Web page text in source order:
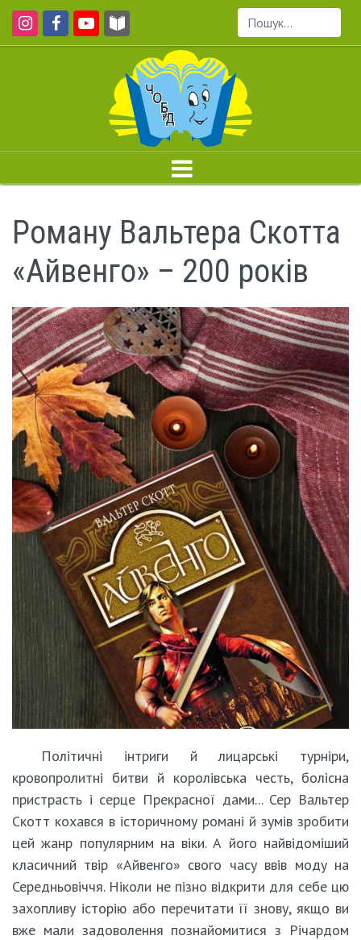
Пошук...
Роману Вальтера Скотта
«Айвенго» – 200 років
Політичні інтриги й лицарські турніри,
кровопролитні битви й королівська честь, болісна
пристрасть і серце Прекрасної дами... Сер Вальтер
Скотт кохався в історичному романі й зумів зробити
цей жанр популярним на віки. А його найвідоміший
класичний твір «Айвенго» свого часу ввів моду на
Середньовіччя. Ніколи не пізно відкрити для себе цю
захопливу історію або перечитати її знову, якщо ви
вже мали задоволення познайомитися з Річардом